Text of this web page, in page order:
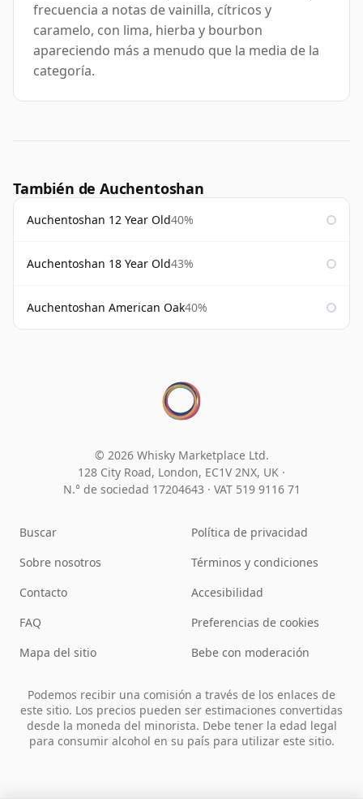
frecuencia a notas de vainilla, cítricos y
caramelo, con lima, hierba y bourbon
apareciendo más a menudo que la media de la
categoría.
También de Auchentoshan
Auchentoshan 12 Year Old40%
Auchentoshan 18 Year Old43%
Auchentoshan American Oak40%
© 2026 Whisky Marketplace Ltd.
128 City Road, London, EC1V 2NX, UK ·
N.° de sociedad 17204643 · VAT 519 9116 71
Buscar
Sobre nosotros
Contacto
FAQ
Mapa del sitio
Política de privacidad
Términos y condiciones
Accesibilidad
Preferencias de cookies
Bebe con moderación
Podemos recibir una comisión a través de los enlaces de
este sitio. Los precios pueden ser estimaciones convertidas
desde la moneda del minorista. Debe tener la edad legal
para consumir alcohol en su país para utilizar este sitio.